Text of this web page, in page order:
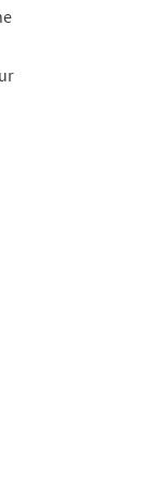
2019